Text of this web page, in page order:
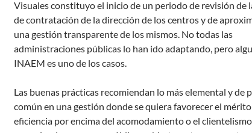
Visuales constituyo el inicio de un periodo de revisión de
de contratación de la dirección de los centros y de
una gestión transparente de los mismos. No todas las
administraciones públicas lo han ido adaptando, pero
INAEM es uno de los casos.
Las buenas prácticas recomiendan lo más elemental y de
común en una gestión donde se quiera favorecer el
eficiencia por encima del acomodamiento o el